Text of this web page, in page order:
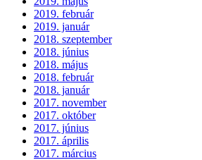
2019. február
2019. január
2018. szeptember
2018. június
2018. május
2018. február
2018. január
2017. november
2017. október
2017. június
2017. április
2017. március